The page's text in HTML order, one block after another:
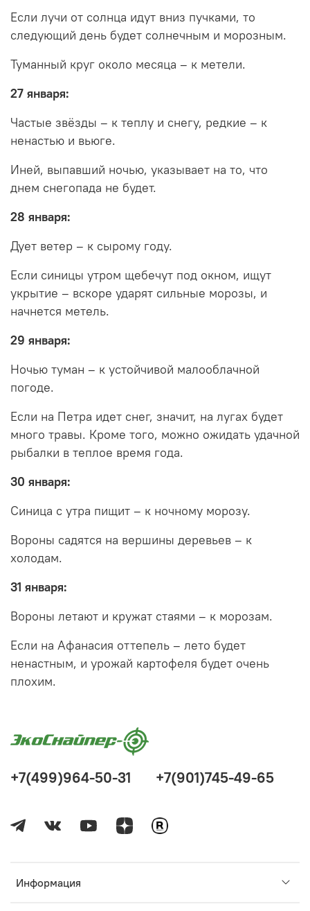
Если лучи от солнца идут вниз пучками, то
следующий день будет солнечным и морозным.
Туманный круг около месяца – к метели.
27 января:
Частые звёзды – к теплу и снегу, редкие – к
ненастью и вьюге.
Иней, выпавший ночью, указывает на то, что
днем снегопада не будет.
28 января:
Дует ветер – к сырому году.
Если синицы утром щебечут под окном, ищут
укрытие – вскоре ударят сильные морозы, и
начнется метель.
29 января:
Ночью туман – к устойчивой малооблачной
погоде.
Если на Петра идет снег, значит, на лугах будет
много травы. Кроме того, можно ожидать удачной
рыбалки в теплое время года.
30 января:
Синица с утра пищит – к ночному морозу.
Вороны садятся на вершины деревьев – к
холодам.
31 января:
Вороны летают и кружат стаями – к морозам.
Если на Афанасия оттепель – лето будет
ненастным, и урожай картофеля будет очень
плохим.
Информация
+7(499)964-50-31 +7(901)745-49-65